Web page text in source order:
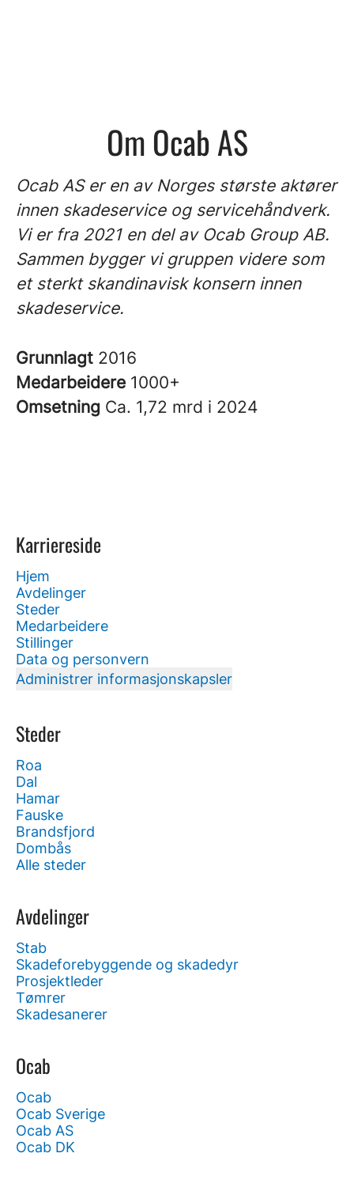
Om Ocab AS
Ocab AS er en av Norges største aktører
innen skadeservice og servicehåndverk.
Vi er fra 2021 en del av Ocab Group AB.
Sammen bygger vi gruppen videre som
et sterkt skandinavisk konsern innen
skadeservice.
Grunnlagt 2016
Medarbeidere 1000+
Omsetning Ca. 1,72 mrd i 2024
Karriereside
Hjem
Avdelinger
Steder
Medarbeidere
Stillinger
Data og personvern
Administrer informasjonskapsler
Steder
Roa
Dal
Hamar
Fauske
Brandsfjord
Dombås
Alle steder
Avdelinger
Stab
Skadeforebyggende og skadedyr
Prosjektleder
Tømrer
Skadesanerer
Ocab
Ocab
Ocab Sverige
Ocab AS
Ocab DK